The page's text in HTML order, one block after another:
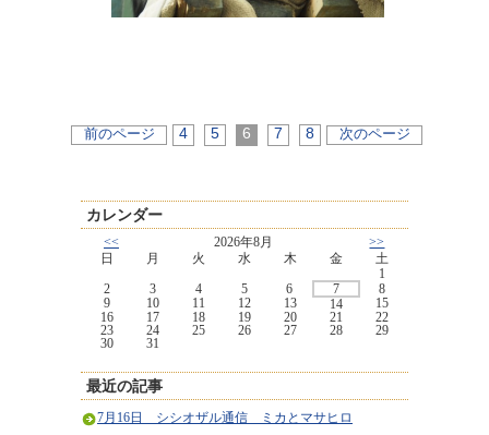
前のページ 4 5 6 7 8 次のページ
カレンダー
<< 2026年8月
>>
日
月 火 水 木 金
土
1
2
3 4 5 6 7
8
9
10 11 12 13 14
15
16
17 18 19 20 21
22
23
24 25 26 27 28
29
30
31
最近の記事
7月16日 シシオザル通信 ミカとマサヒロ